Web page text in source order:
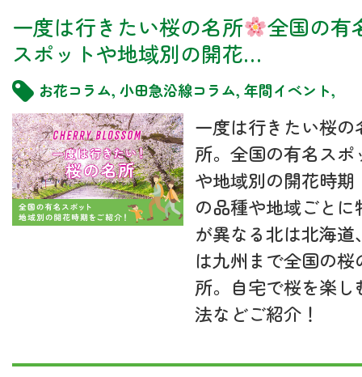
一度は行きたい桜の名所
全国の有
スポットや地域別の開花…
お花コラム, 小田急沿線コラム, 年間イベント,
一度は行きたい桜の
所。全国の有名スポ
や地域別の開花時期
の品種や地域ごとに
が異なる北は北海道
は九州まで全国の桜
所。自宅で桜を楽し
法などご紹介！